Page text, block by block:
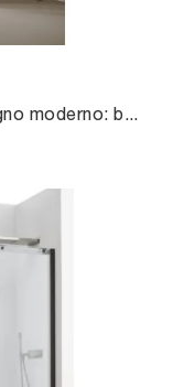
Ottieni informazioni sull'arredo bagno moderno: box doccia in vetro come il modello Roller di Agha ti aspettano.